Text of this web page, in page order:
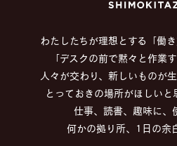
わたしたちが理想とする「働
「デスクの前で黙々と作業
人々が交わり、新しいものが
とっておきの場所がほしいと
仕事、読書、趣味に、
何かの拠り所、1日の余